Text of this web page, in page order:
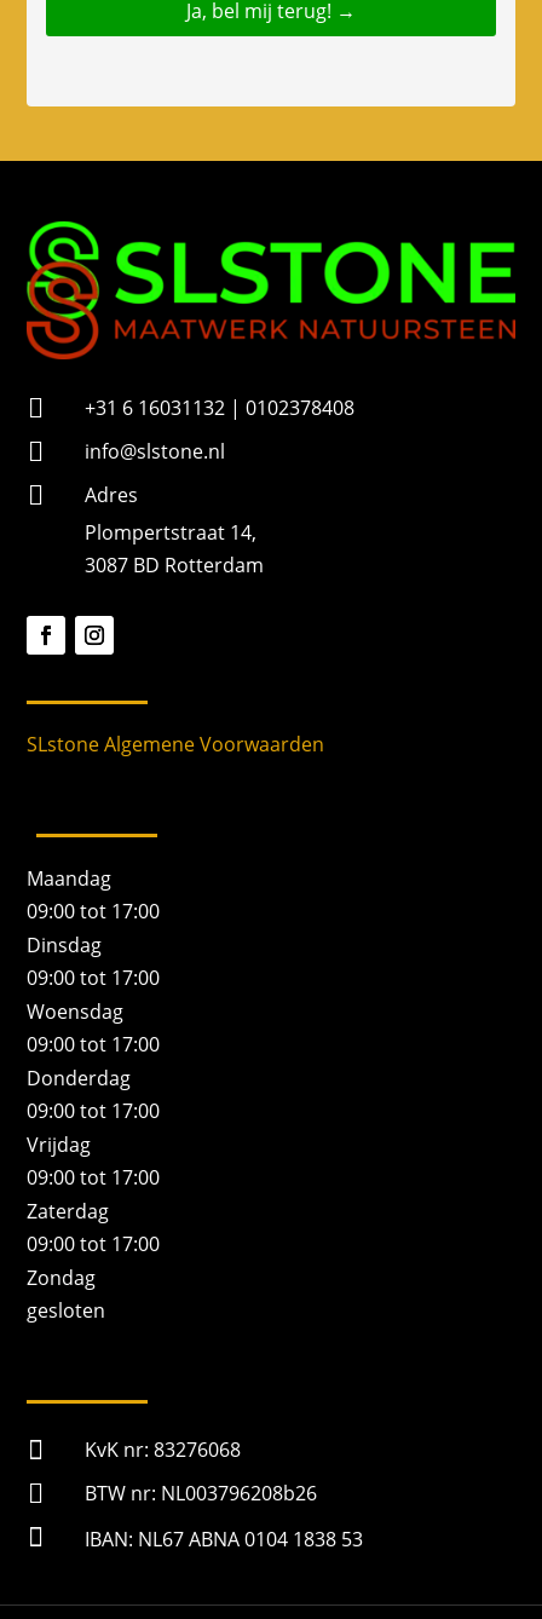
o
n
r
 +31 6 16031132 | 0102378408
 info@slstone.nl

Adres
Plompertstraat 14,
3087 BD Rotterdam
SLstone Algemene Voorwaarden
Maandag
09:00 tot 17:00
Dinsdag
09:00 tot 17:00
Woensdag
09:00 tot 17:00
Donderdag
09:00 tot 17:00
Vrijdag
09:00 tot 17:00
Zaterdag
09:00 tot 17:00
Zondag
gesloten
 KvK nr: 83276068
 BTW nr: NL003796208b26
 IBAN: NL67 ABNA 0104 1838 53